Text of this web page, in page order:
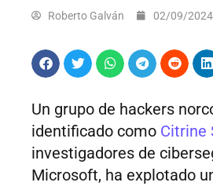
Roberto Galván 02/09/2024
Un grupo de hackers
identificado como Citrine
investigadores de
Microsoft, ha explotado